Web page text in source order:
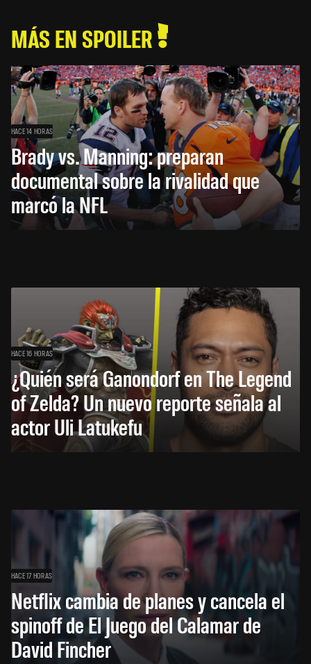
MÁS EN SPOILER
HACE 14 HORAS
Brady vs. Manning: preparan
documental sobre la rivalidad que
marcó la NFL
HACE 16 HORAS
¿Quién será Ganondorf en The Legend
of Zelda? Un nuevo reporte señala al
actor Uli Latukefu
HACE 17 HORAS
Netflix cambia de planes y cancela el
spinoff de El Juego del Calamar de
David Fincher